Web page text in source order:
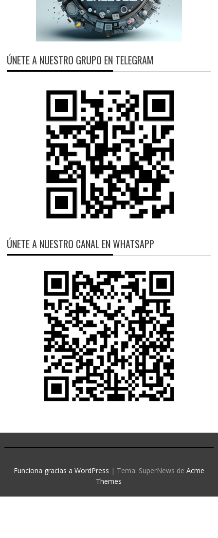
ÚNETE A NUESTRO GRUPO EN TELEGRAM
ÚNETE A NUESTRO CANAL EN WHATSAPP
Funciona gracias a WordPress | Tema: SuperNews de Acme
Themes